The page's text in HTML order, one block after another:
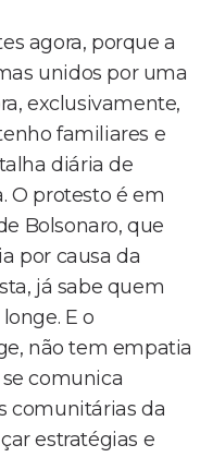
agora, porque a
unidos por uma
exclusivamente,
familiares e
diária de
O protesto é em
Bolsonaro, que
por causa da
já sabe quem
E o
não tem empatia
comunica
comunitárias da
estratégias e